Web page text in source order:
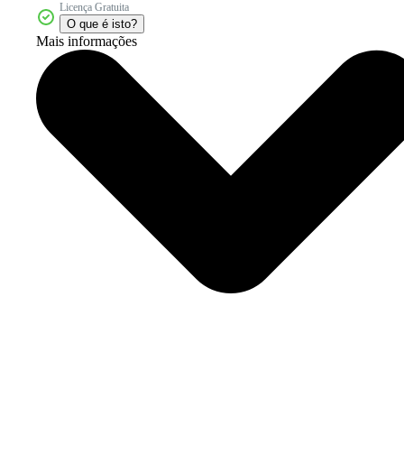
Licença Gratuita
O que é isto?
Mais informações